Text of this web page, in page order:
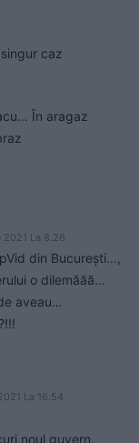
caz
În aragaz
La 8.26
din București…,
o dilemăăă…
aveau…
La 16.54
noul guvern.